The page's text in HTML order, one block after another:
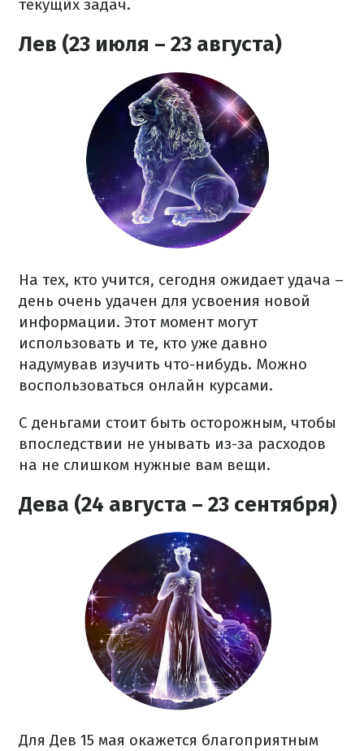
текущих задач.
Лев (23 июля – 23 августа)
На тех, кто учится, сегодня ожидает удача –
день очень удачен для усвоения новой
информации. Этот момент могут
использовать и те, кто уже давно
надумував изучить что-нибудь. Можно
воспользоваться онлайн курсами.
С деньгами стоит быть осторожным, чтобы
впоследствии не унывать из-за расходов
на не слишком нужные вам вещи.
Дева (24 августа – 23 сентября)
Для Дев 15 мая окажется благоприятным